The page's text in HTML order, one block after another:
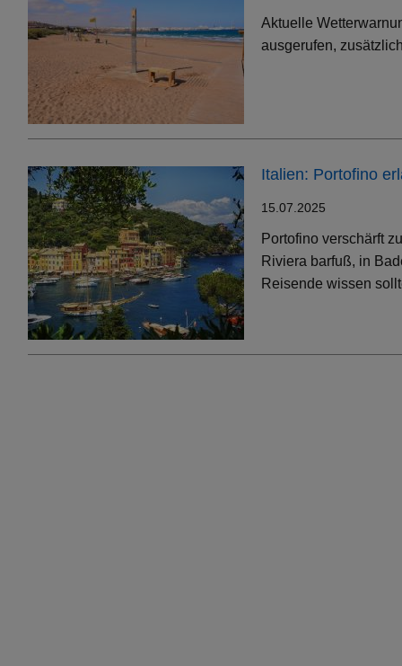
Aktuelle
ausgerufen,
Italien: Portofino
15.07.2025
Portofino verschärft
Riviera barfuß, in
Reisende wissen